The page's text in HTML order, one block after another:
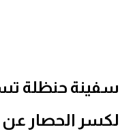
سفينة حنظلة
لكسر الحصار عن